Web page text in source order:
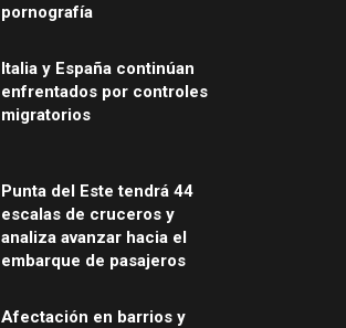
pornografía
Italia y España continúan
enfrentados por controles
migratorios
Punta del Este tendrá 44
escalas de cruceros y
analiza avanzar hacia el
embarque de pasajeros
Afectación en barrios y